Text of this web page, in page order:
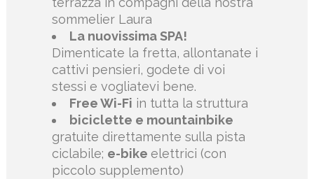
sommelier Laura
La nuovissima SPA!
Dimenticate la fretta, allontanate i
cattivi pensieri, godete di voi
stessi e vogliatevi bene.
Free Wi-Fi in tutta la struttura
biciclette e mountainbike
gratuite direttamente sulla pista
ciclabile; e-bike elettrici (con
piccolo supplemento)